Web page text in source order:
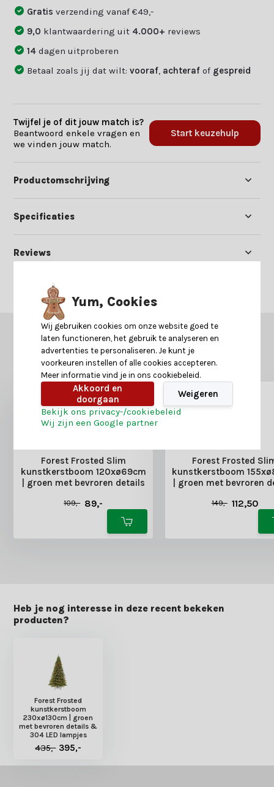
Gratisverzending vanaf €49,-
9,0 klantwaardering uit 4.000+ reviews
14dagen uitproberen
Betaal zoals jij dat wilt:vooraf achteraf of gespreid
Twijfel je of dit jouw match is?
Beantwoord enkele vragen en
we vinden jouw match.
Start keuzehulp
Productomschrijving
Specificaties
Reviews
GERELATEERDE PRODUCTEN
Misschien is dit ook iets voor je?
Forest Frosted Slim
kunstkerstboom 120xø69cm
| groen met bevroren details
109,- 89,-
Forest Frosted
kunstkerstboom
| groen met bevroren
149,- 112,50
Heb je nog interesse in deze recent bekeken
producten?
Forest Frosted
kunstkerstboom
230xø130cm | groen
met bevroren details &
304 LED lampjes
435,- 395,-
Yum, Cookies
Wij gebruiken cookies om onze website goed te
laten functioneren, het gebruik te analyseren en
advertenties te personaliseren. Je kunt je
voorkeuren instellen of alle cookies accepteren.
Meer informatie vind je in ons cookiebeleid.
Akkoord en
doorgaan
Weigeren
Bekijk ons privacy-/cookiebeleid
Wij zijn een Google partner